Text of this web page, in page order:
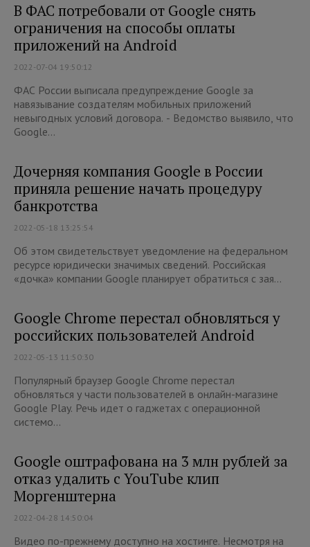
В ФАС потребовали от Google снять
ограничения на способы оплаты
приложений на Android
2022-07-04 19:50:12
ФАС России выписала предупреждение Google за
навязывание создателям мобильных приложений
невыгодных условий договора. - Ведомство выявило, что
Google...
Дочерняя компания Google в России
приняла решение начать процедуру
банкротства
2022-05-18 13:25:54
Об этом свидетельствует уведомление на федеральном
ресурсе юридически значимых сведений. Российская
«дочка» компании Google планирует обратиться с зая...
Google Chrome перестал обновляться у
российских пользователей Android
2022-05-13 11:50:30
Популярный браузер Google Chrome перестал
обновляться у части пользователей в онлайн-магазине
Google Play. Речь идет о гаджетах с операционной
системо...
Google оштрафована на 3 млн рублей за
отказ удалить с YouTube клип
Моргенштерна
2022-04-28 14:50:04
Видео по-прежнему доступно на хостинге. Несмотря на